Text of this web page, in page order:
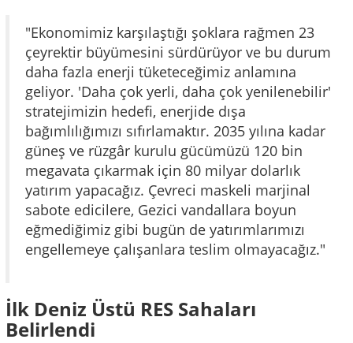
"Ekonomimiz karşılaştığı şoklara rağmen 23
çeyrektir büyümesini sürdürüyor ve bu durum
daha fazla enerji tüketeceğimiz anlamına
geliyor. 'Daha çok yerli, daha çok yenilenebilir'
stratejimizin hedefi, enerjide dışa
bağımlılığımızı sıfırlamaktır. 2035 yılına kadar
güneş ve rüzgâr kurulu gücümüzü 120 bin
megavata çıkarmak için 80 milyar dolarlık
yatırım yapacağız. Çevreci maskeli marjinal
sabote edicilere, Gezici vandallara boyun
eğmediğimiz gibi bugün de yatırımlarımızı
engellemeye çalışanlara teslim olmayacağız."
İlk Deniz Üstü RES Sahaları
Belirlendi